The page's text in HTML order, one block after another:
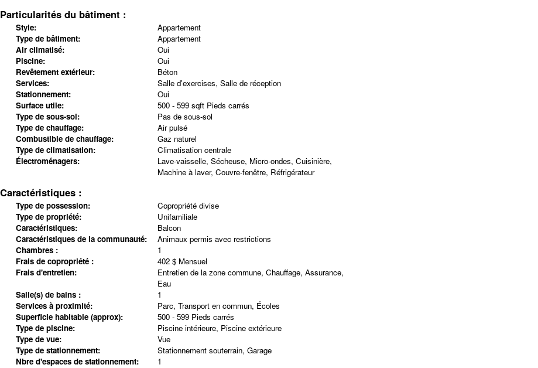
Particularités du bâtiment :
Style:
Appartement
Type de bâtiment:
Appartement
Air climatisé:
Oui
Piscine:
Oui
Revêtement extérieur:
Béton
Services:
Salle d'exercises, Salle de réception
Stationnement:
Oui
Surface utile:
500 - 599 sqft Pieds carrés
Type de sous-sol:
Pas de sous-sol
Type de chauffage:
Air pulsé
Combustible de chauffage:
Gaz naturel
Type de climatisation:
Climatisation centrale
Électroménagers:
Lave-vaisselle, Sécheuse, Micro-ondes, Cuisinière,
Machine à laver, Couvre-fenêtre, Réfrigérateur
Caractéristiques :
Type de possession:
Copropriété divise
Type de propriété:
Unifamiliale
Caractéristiques:
Balcon
Caractéristiques de la communauté:
Animaux permis avec restrictions
Chambres :
1
Frais de copropriété :
402 $ Mensuel
Frais d'entretien:
Entretien de la zone commune, Chauffage, Assurance,
Eau
Salle(s) de bains :
1
Services à proximité:
Parc, Transport en commun, Écoles
Superficie habitable (approx):
500 - 599 Pieds carrés
Type de piscine:
Piscine intérieure, Piscine extérieure
Type de vue:
Vue
Type de stationnement:
Stationnement souterrain, Garage
Nbre d'espaces de stationnement:
1